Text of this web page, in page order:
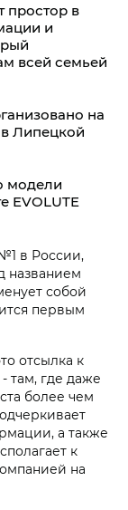
простор в
и
всей семьей
на
Липецкой
модели
EVOLUTE
в России,
названием
собой
первым
отсылка к
там, где даже
более чем
а также
к
на